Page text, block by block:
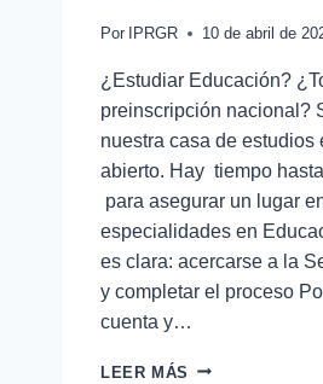
Por IPRGR 10 de abril de
¿Estudiar Educación?
preinscripción nacional?
nuestra casa de estudios
abierto. Hay tiempo
para asegurar un lugar
especialidades en
es clara: acercarse a la
y completar el proceso
cuenta y…
LEER MÁS